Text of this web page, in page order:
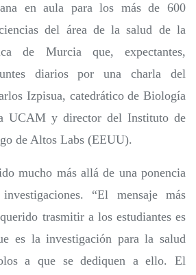
en aula para los más de 600
del área de la salud de la
de Murcia que, expectantes,
diarios por una charla del
Izpisua, catedrático de Biología
UCAM y director del Instituto de
de Altos Labs (EEUU).
mucho más allá de una ponencia
“El mensaje más
trasmitir a los estudiantes es
es la investigación para la salud
a que se dediquen a ello. El